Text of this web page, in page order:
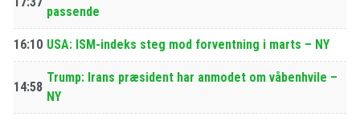
passende
16:10 USA: ISM-indeks steg mod forventning i marts – NY
14:58
Trump: Irans præsident har anmodet om våbenhvile –
NY